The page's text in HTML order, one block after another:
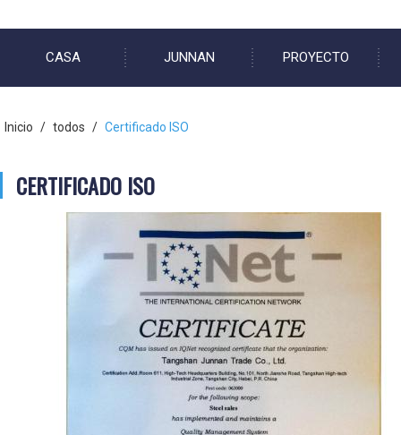
CASA JUNNAN PROYECTO
Inicio / todos / Certificado ISO
CERTIFICADO ISO